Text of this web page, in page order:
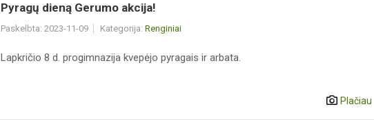
Pyragų dieną Gerumo akcija!
Paskelbta: 2023-11-09 Kategorija: Renginiai
Lapkričio 8 d. progimnazija kvepėjo pyragais ir arbata.
Plačiau